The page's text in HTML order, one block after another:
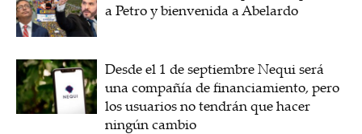
a Petro y bienvenida a Abelardo
Desde el 1 de septiembre Nequi será
una compañía de financiamiento, pero
los usuarios no tendrán que hacer
ningún cambio